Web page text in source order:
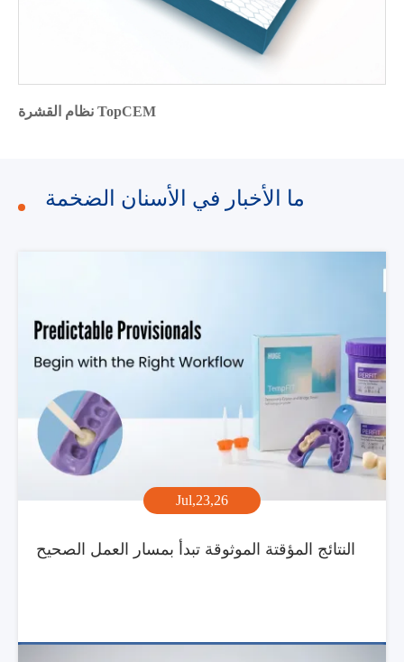
نظام القشرة TopCEM
ما الأخبار في الأسنان الضخمة
Jul,23,26
النتائج المؤقتة الموثوقة تبدأ بمسار العمل الصحيح